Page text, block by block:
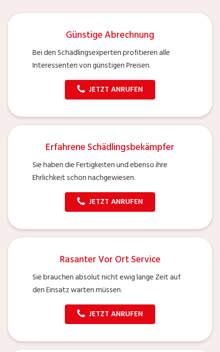
Günstige Abrechnung
Bei den Schädlingsexperten profitieren alle
Interessenten von günstigen Preisen.
JETZT ANRUFEN
Erfahrene Schädlingsbekämpfer
Sie haben die Fertigkeiten und ebenso ihre
Ehrlichkeit schon nachgewiesen.
JETZT ANRUFEN
Rasanter Vor Ort Service
Sie brauchen absolut nicht ewig lange Zeit auf
den Einsatz warten müssen.
JETZT ANRUFEN